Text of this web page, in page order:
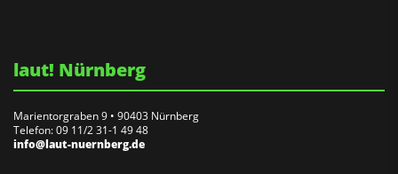
laut! Nürnberg
Marientorgraben 9 • 90403 Nürnberg
Telefon: 09 11/2 31-1 49 48
info@laut-nuernberg.de